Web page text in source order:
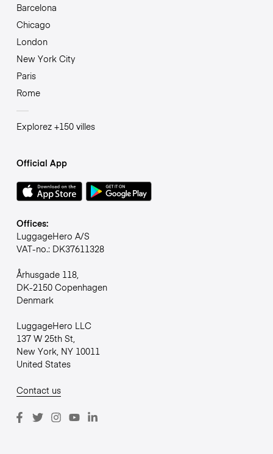
Barcelona
Chicago
London
New York City
Paris
Rome
Explorez +150 villes
Official App
Offices:
LuggageHero A/S
VAT-no.: DK37611328
Århusgade 118,
DK-2150 Copenhagen
Denmark
LuggageHero LLC
137 W 25th St,
New York, NY 10011
United States
Contact us